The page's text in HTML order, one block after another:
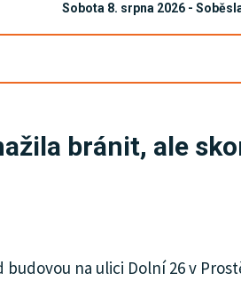
Sobota 8. srpna 2026 -
bránit, ale
na ulici Dolní 26 v